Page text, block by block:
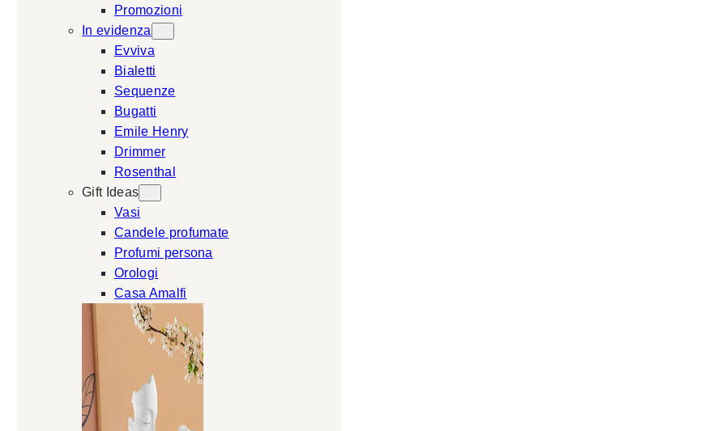
Promozioni
In evidenza
Evviva
Bialetti
Sequenze
Bugatti
Emile Henry
Drimmer
Rosenthal
Gift Ideas
Vasi
Candele profumate
Profumi persona
Orologi
Casa Amalfi